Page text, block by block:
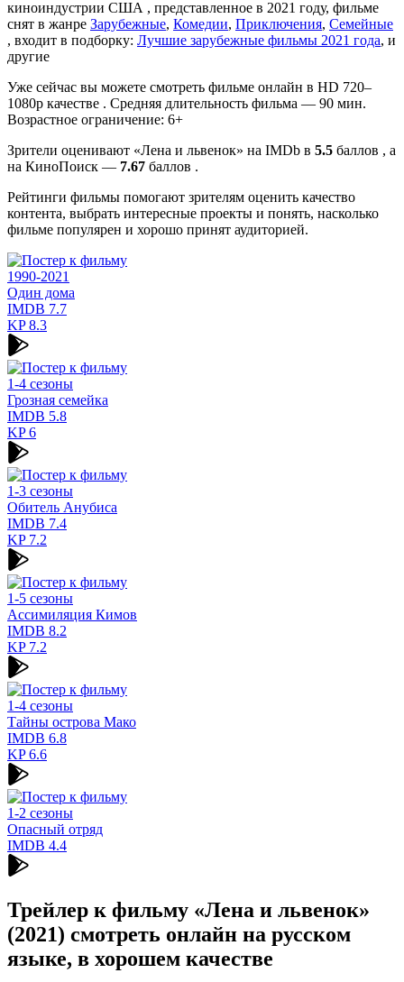
киноиндустрии США , представленное в 2021 году, фильме
снят в жанре Зарубежные, Комедии, Приключения, Семейные
, входит в подборку: Лучшие зарубежные фильмы 2021 года, и
другие
Уже сейчас вы можете смотреть фильме онлайн в HD 720–
1080p качестве . Средняя длительность фильма — 90 мин.
Возрастное ограничение: 6+
Зрители оценивают «Лена и львенок» на IMDb в 5.5 баллов , а
на КиноПоиск — 7.67 баллов .
Рейтинги фильмы помогают зрителям оценить качество
контента, выбрать интересные проекты и понять, насколько
фильме популярен и хорошо принят аудиторией.
1990-2021
Один дома
IMDB 7.7
KP8.3
1-4 сезоны
Грозная семейка
IMDB 5.8
KP6
1-3 сезоны
Обитель Анубиса
IMDB 7.4
KP7.2
1-5 сезоны
Ассимиляция Кимов
IMDB 8.2
KP7.2
1-4 сезоны
Тайны острова Мако
IMDB 6.8
KP6.6
1-2 сезоны
Опасный отряд
IMDB 4.4
Трейлер к фильму «Лена и львенок»
(2021) cмотреть онлайн на русском
языке, в хорошем качестве